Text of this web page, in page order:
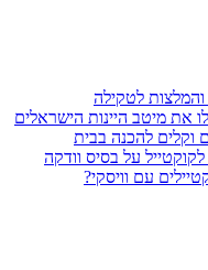
לטקילה
את מיטב היינות הישראלים
וקלים להכנה בבית
על בסיס וודקה
עם וויסקי?